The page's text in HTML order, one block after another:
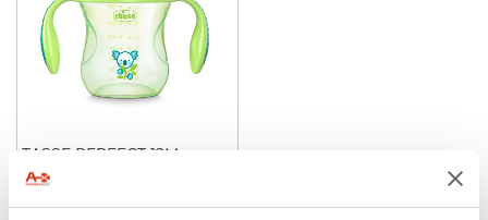
TASSE PERFECT 12M+